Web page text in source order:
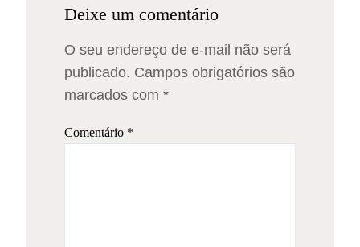
Deixe um comentário
O seu endereço de e-mail não será
publicado. Campos obrigatórios são
marcados com *
Comentário *